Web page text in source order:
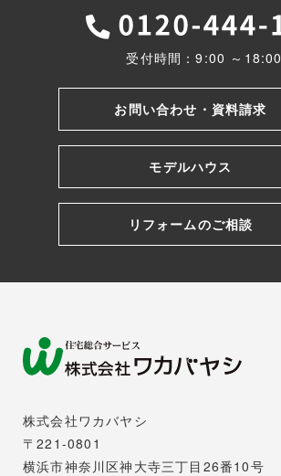
受付時間：9:00 ～18:00
お問い合わせ・資料請求
モデルハウス
リフォームのご相談
株式会社ワカバヤシ
〒221-0801
横浜市神奈川区神大寺三丁目26番10号